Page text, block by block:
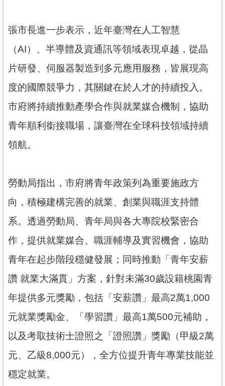
問
桃
園
市
府
入
網
私
政
策
網
安
全
策
政
府
站
資
料
張市長進一步表示，近年臺灣在人工智慧
（AI）、半導體及資通訊等領域表現卓越，從晶
片研發、伺服器製造到多元應用服務，皆展現高
度的國際競爭力，其關鍵在於人才的持續投入。
市府將持續推動產學合作與就業媒合機制，協助
青年順利銜接職場，讓臺灣在全球科技領域持續
領航。
勞動局指出，市府將青年政策列為重要施政方
向，積極建構完善的就業、創業與職涯支持體
系。透過勞動局、青年局與各大專院校緊密合
作，提供就業媒合、職涯輔導及實習機會，協助
青年在起步階段穩健發展；同時推動「青年安薪
讚 就業大滿貫」方案，針對未滿30歲設籍桃園青
年提供多元獎勵，包括「安薪讚」最高2萬1,000
元就業獎勵金、「學習讚」最高1萬500元補助，
以及考取技術士證照之「證照讚」獎勵（甲級2萬
元、乙級8,000元），全方位提升青年專業技能並
穩定就業。